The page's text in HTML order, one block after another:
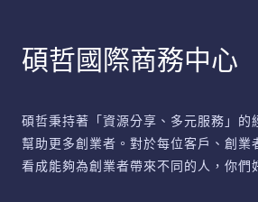
助
全
析
碩哲國際商務中心
碩哲秉持著「資源分享、多元服務」的
幫助更多創業者。對於每位客戶、創業
看成能夠為創業者帶來不同的人，你們